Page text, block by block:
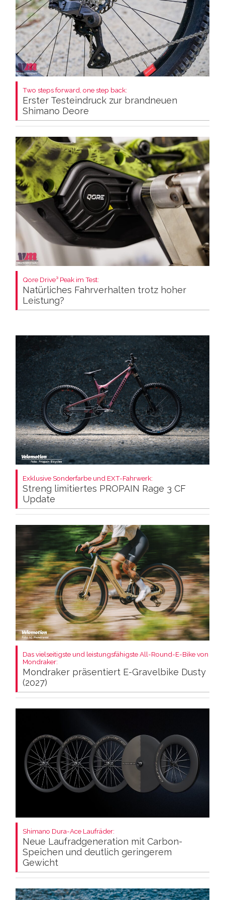
Two steps forward, one step back:
Erster Testeindruck zur brandneuen
Shimano Deore
Qore Drive³ Peak im Test:
Natürliches Fahrverhalten trotz hoher
Leistung?
Exklusive Sonderfarbe und EXT-Fahrwerk:
Streng limitiertes PROPAIN Rage 3 CF
Update
Das vielseitigste und leistungsfähigste All-Round-E-Bike von
Mondraker:
Mondraker präsentiert E-Gravelbike Dusty
(2027)
Shimano Dura-Ace Laufräder:
Neue Laufradgeneration mit Carbon-
Speichen und deutlich geringerem
Gewicht